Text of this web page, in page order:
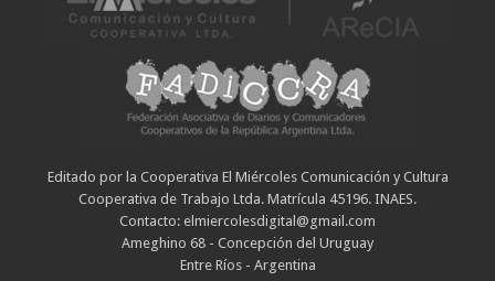
Editado por la Cooperativa El Miércoles Comunicación y Cultura
Cooperativa de Trabajo Ltda. Matrícula 45196. INAES.
Contacto: elmiercolesdigital@gmail.com
Ameghino 68 - Concepción del Uruguay
Entre Ríos - Argentina